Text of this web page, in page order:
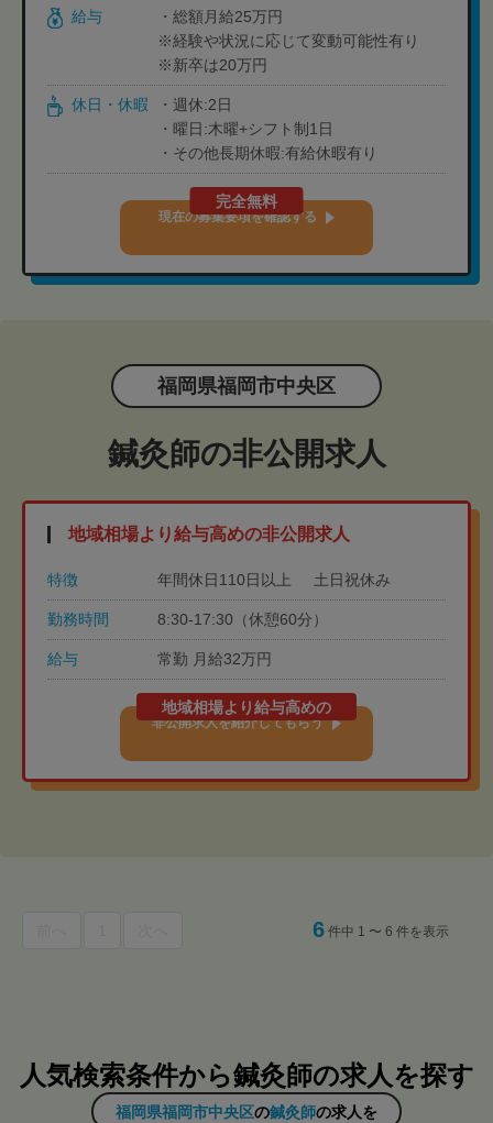
給与
・総額月給25万円
※経験や状況に応じて変動可能性有り
※新卒は20万円
休日・休暇
・週休:2日
・曜日:木曜+シフト制1日
・その他長期休暇:有給休暇有り
完全無料
現在の募集要項を確認する
福岡県福岡市中央区
鍼灸師の非公開求人
地域相場より給与高めの非公開求人
特徴 年間休日110日以上 土日祝休み
勤務時間 8:30-17:30（休憩60分）
給与 常勤 月給32万円
地域相場より給与高めの
非公開求人を紹介してもらう
6 件中 1 〜 6 件を表示
人気検索条件から鍼灸師の求人を探す
福岡県福岡市中央区の鍼灸師の求人を